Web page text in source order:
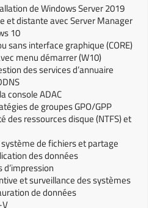
de Windows Server 2019
et distante avec Server Manager
10
sans interface graphique (CORE)
menu démarrer (W10)
des services d’annuaire
console ADAC
de groupes GPO/GPP
des ressources disque (NTFS) et
de fichiers et partage
des données
d’impression
et surveillance des systèmes
de données